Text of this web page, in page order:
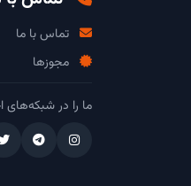
تماس با ما
مجوزها
ما را در شبکه‌های